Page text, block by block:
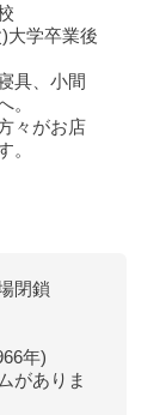
大学卒業後
具、小間
。
々がお店
。
閉鎖
年)
がありま